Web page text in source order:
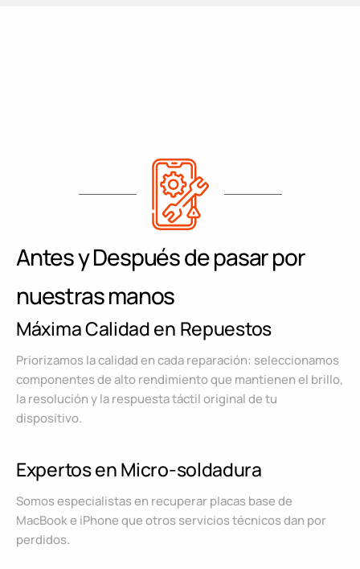
Antes y Después de pasar por
nuestras manos
Máxima Calidad en Repuestos
Priorizamos la calidad en cada reparación: seleccionamos
componentes de alto rendimiento que mantienen el brillo,
la resolución y la respuesta táctil original de tu
dispositivo.
Expertos en Micro-soldadura
Somos especialistas en recuperar placas base de
MacBook e iPhone que otros servicios técnicos dan por
perdidos.